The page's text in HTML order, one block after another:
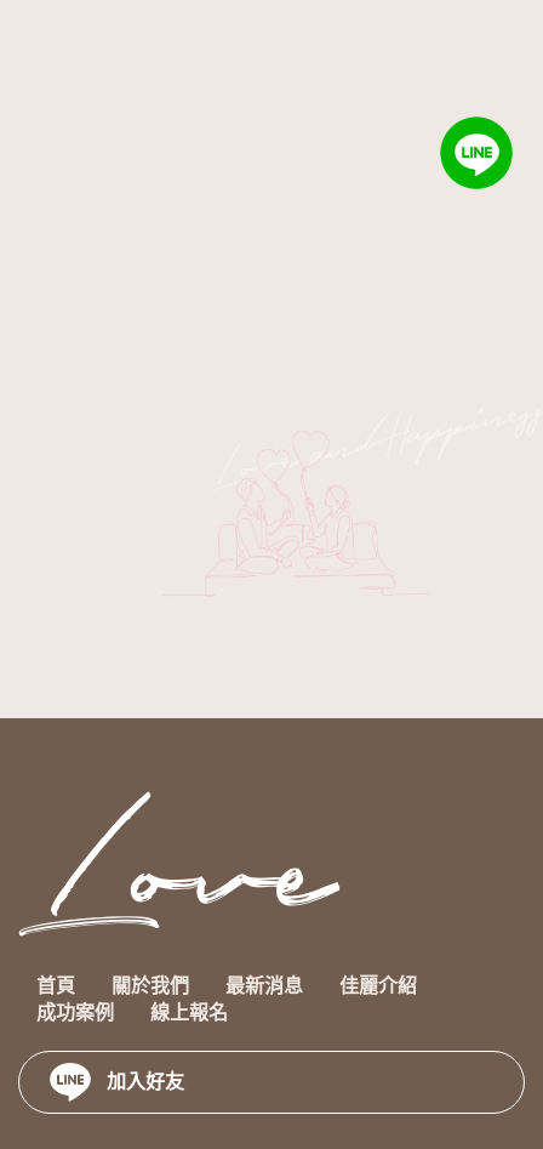
首頁 關於我們 最新消息
佳麗介紹
成功案例
線上報名
加入好友